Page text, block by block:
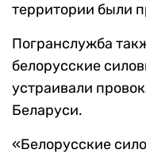
территории были
Погранслужба
белорусские
устраивали
Беларуси.
«Белорусские